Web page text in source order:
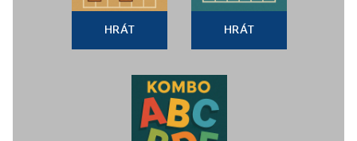
HRÁT HRÁT